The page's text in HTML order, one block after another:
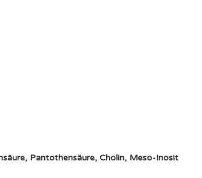
Pantothensäure, Cholin, Meso-Inosit